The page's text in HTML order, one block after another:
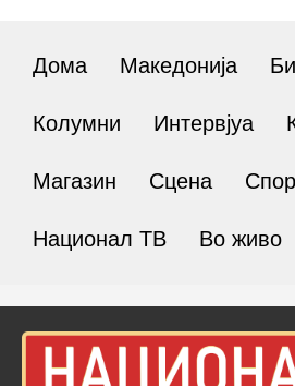
Дома Македонија
Колумни Интервјуа
Магазин Сцена
Национал ТВ Во живо